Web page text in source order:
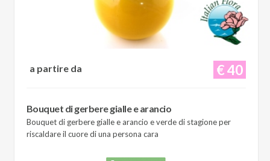
€ 40
a partire da
Bouquet di gerbere gialle e arancio
Bouquet di gerbere gialle e arancio e verde di stagione per
riscaldare il cuore di una persona cara